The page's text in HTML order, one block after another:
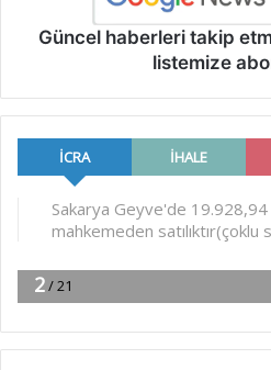
Güncel haberleri takip
listemize